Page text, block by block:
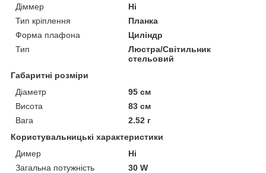
Діммер
Ні
Тип кріплення
Планка
Форма плафона
Циліндр
Тип
Люстра/Світильник
стельовий
Габаритні розміри
Діаметр
95 см
Висота
83 см
Вага
2.52 г
Користувальницькі характеристики
Димер
Ні
Загальна потужність
30 W